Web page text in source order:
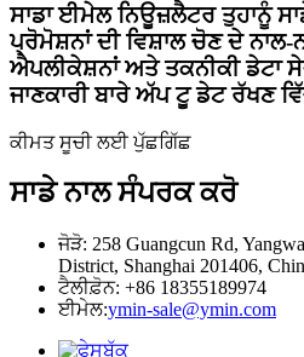
ਸਾਡਾ ਈਮੇਲ ਨਿਊਜ਼ਲੈਟਰ ਤੁਹਾਨੂੰ
ਪ੍ਰੋਮੋਸ਼ਨਾਂ ਦੀ ਵਿਸ਼ਾਲ ਚੋਣ ਦੇ ਨਾਲ-
ਐਪਲੀਕੇਸ਼ਨਾਂ ਅਤੇ ਤਕਨੀਕੀ ਡੇਟਾ
ਜਾਣਕਾਰੀ ਬਾਰੇ ਅੱਪ ਟੂ ਡੇਟ ਰੱਖਣ
ਕੀਮਤ ਸੂਚੀ ਲਈ ਪੁੱਛਗਿੱਛ
ਸਾਡੇ ਨਾਲ ਸੰਪਰਕ ਕਰੋ
ਜੋੜੋ: 258 Guangcun Rd,
District, Shanghai 201406,
ਟੈਲੀਫ਼ੋਨ: +86 18355189974
ਈਮੇਲ:ymin-sale@ymin.com